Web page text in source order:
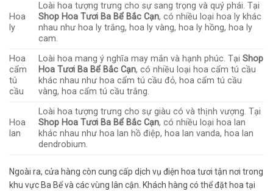
Hoa
ly
Loài hoa tượng trưng cho sự sang trọng và quý phái. Tại
Shop Hoa Tươi Ba Bể Bắc Cạn, có nhiều loại hoa ly khác
nhau như hoa ly trắng, hoa ly vàng, hoa ly hồng, hoa ly
cam.
Hoa
cẩm
tú
cầu
Loài hoa mang ý nghĩa may mắn và hạnh phúc. TạiShop
Hoa Tươi Ba Bể Bắc Cạn, có nhiều loại hoa cẩm tú cầu
khác nhau như hoa cẩm tú cầu đỏ, hoa cẩm tú cầu
vàng, hoa cẩm tú cầu trắng.
Hoa
lan
Loài hoa tượng trưng cho sự giàu có và thịnh vượng. Tại
Shop Hoa Tươi Ba Bể Bắc Cạn, có nhiều loại hoa lan
khác nhau như hoa lan hồ điệp, hoa lan vanda, hoa lan
dendrobium.
Ngoài ra, cửa hàng còn cung cấp dịch vụ điện hoa tươi tận nơi trong
khu vực Ba Bể và các vùng lân cận. Khách hàng có thể đặt hoa tại